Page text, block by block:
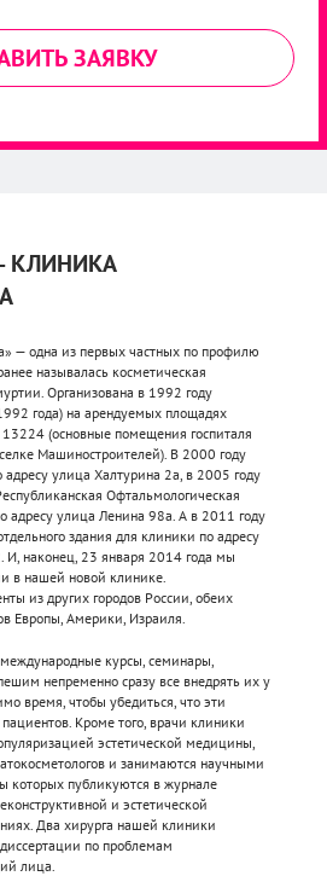
ЗАЯВКУ
КЛИНИКА
— одна из первых частных по профилю
называлась косметическая
Организована в 1992 году
года) на арендуемых площадях
13224 (основные помещения госпиталя
Машиностроителей). В 2000 году
адресу улица Халтурина 2а, в 2005 году
Офтальмологическая
адресу улица Ленина 98а. А в 2011 году
здания для клиники по адресу
наконец, 23 января 2014 года мы
в нашей новой клинике.
из других городов России, обеих
Европы, Америки, Израиля.
курсы, семинары,
непременно сразу все внедрять их у
время, чтобы убедиться, что эти
Кроме того, врачи клиники
эстетической медицины,
и занимаются научными
которых публикуются в журнале
и эстетической
Два хирурга нашей клиники
по проблемам
лица.